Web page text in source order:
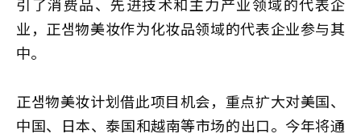
引了消费品、先进技术和主力产业领域的代表企
业，正샘物美妆作为化妆品领域的代表企业参与其
中。
正샘物美妆计划借此项目机会，重点扩大对美国、
中国、日本、泰国和越南等市场的出口。今年将通